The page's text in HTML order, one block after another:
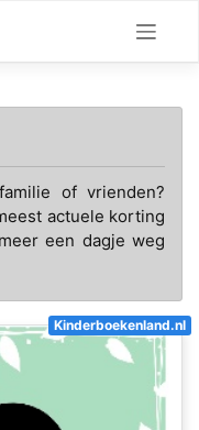
of vrienden?
actuele korting
een dagje weg
Kinderboekenland.nl